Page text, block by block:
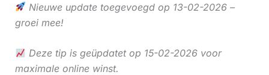
Nieuwe update toegevoegd op 13-02-2026 –
groei mee!
Deze tip is geüpdatet op 15-02-2026 voor
maximale online winst.